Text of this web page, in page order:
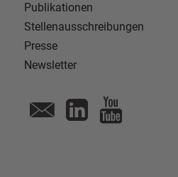
Publikationen
Stellenausschreibungen
Presse
Newsletter